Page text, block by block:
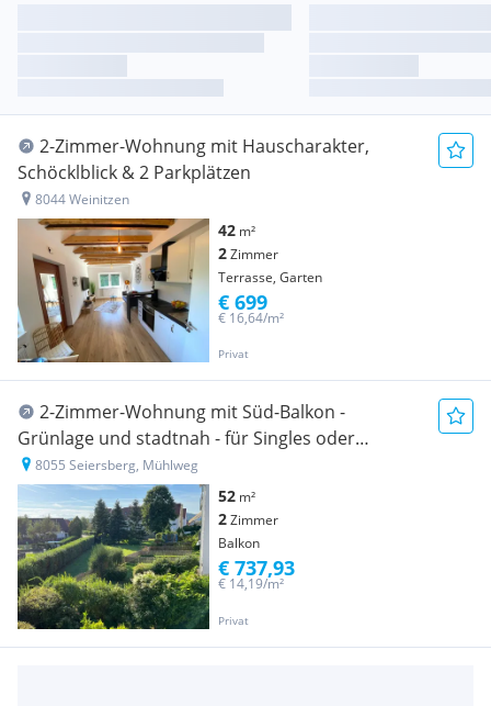
2-Zimmer-Wohnung mit Hauscharakter,
Schöcklblick & 2 Parkplätzen
8044 Weinitzen
42 m²
2Zimmer
Terrasse, Garten
Privat
€ 16,64/m²
€ 699
2-Zimmer-Wohnung mit Süd-Balkon -
Grünlage und stadtnah - für Singles oder
Pärchen
8055 Seiersberg, Mühlweg
52 m²
2Zimmer
Balkon
Privat
€ 14,19/m²
€ 737,93